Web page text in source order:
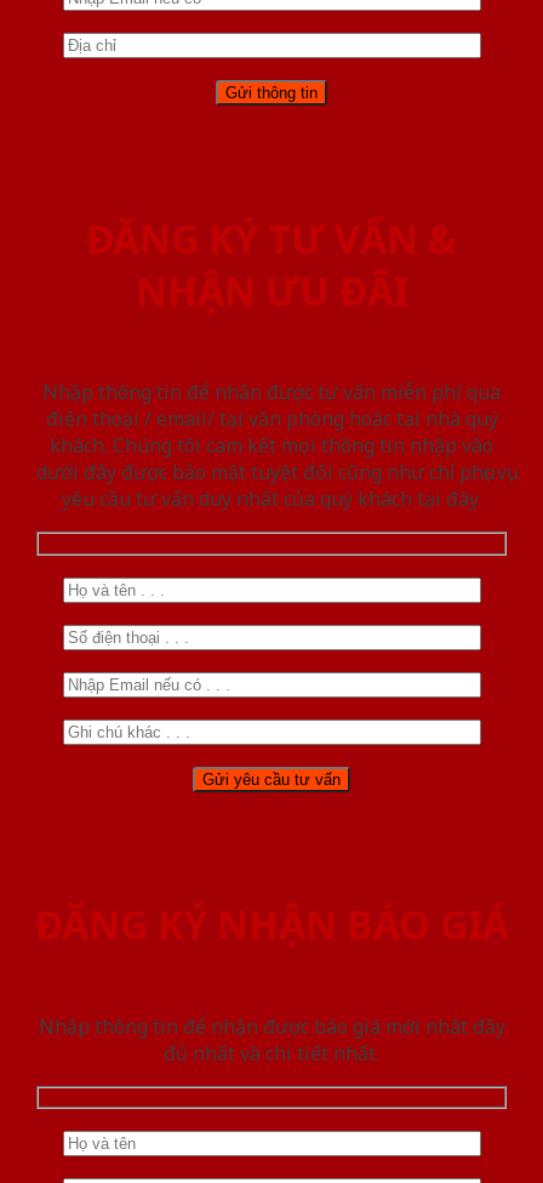
ĐĂNG KÝ TƯ VẤN &
NHẬN ƯU ĐÃI
Nhập thông tin để nhận được tư vấn miễn phí qua
điện thoại / email/ tại văn phòng hoặc tại nhà quý
khách. Chúng tôi cam kết mọi thông tin nhập vào
dưới đây được bảo mật tuyệt đối cũng như chỉ phục vụ
yêu cầu tư vấn duy nhất của quý khách tại đây.
ĐĂNG KÝ NHẬN BÁO GIÁ
Nhập thông tin để nhận được báo giá mới nhât đầy
đủ nhất và chi tiết nhất.